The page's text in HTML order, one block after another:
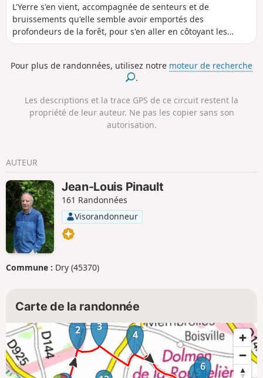
L'Yerre s'en vient, accompagnée de senteurs et de
bruissements qu'elle semble avoir emportés des
profondeurs de la forêt, pour s'en aller en côtoyant les
confins du Perche se jeter dans le Loir, au-dessus de Cloyes.
Pour plus de randonnées, utilisez notre moteur de recherche
.
Les descriptions et la trace GPS de ce circuit restent la
propriété de leur auteur. Ne pas les copier sans son
autorisation.
AUTEUR
Jean-Louis Pinault
161 Randonnées
Visorandonneur
Commune : Dry (45370)
Carte de la randonnée
2 3
4
56